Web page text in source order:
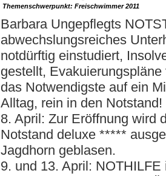
Themenschwerpunkt: Freischwimmer 2011
Barbara Ungepflegts
abwechslungsreiches
notdürftig einstudiert,
gestellt,
das Notwendigste auf ein
Alltag, rein in den Notstand!
8. April: Zur Eröffnung wird
Notstand deluxe *****
Jagdhorn geblasen.
9. und 13. April: